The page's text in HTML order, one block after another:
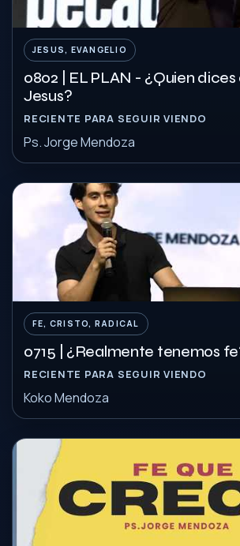
JESUS, EVANGELIO
0802 | EL PLAN - ¿Quien dices
Jesus?
RECIENTE PARA SEGUIR VIENDO
Ps. Jorge Mendoza
FE, CRISTO, RADICAL
0715 | ¿Realmente tenemos
RECIENTE PARA SEGUIR VIENDO
Koko Mendoza